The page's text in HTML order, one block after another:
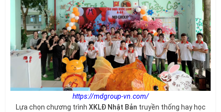
https://mdgroup-vn.com/
Lựa chọn chương trình XKLĐ Nhật Bản truyền thống hay học